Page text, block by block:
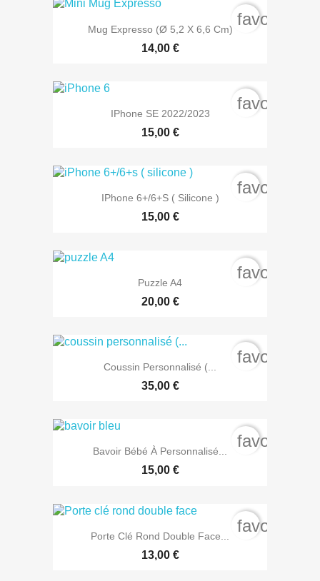
Mug Expresso (Ø 5,2 X 6,6 Cm)
14,00 €
IPhone SE 2022/2023
15,00 €
IPhone 6+/6+s ( Silicone )
15,00 €
Puzzle A4
20,00 €
Coussin Personnalisé (...
35,00 €
Bavoir Bébé À Personnalisé...
15,00 €
Porte Clé Rond Double Face...
13,00 €